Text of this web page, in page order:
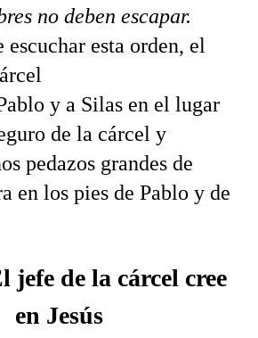
no deben escapar.
escuchar esta orden, el
y a Silas en el lugar
de la cárcel y
pedazos grandes de
en los pies de Pablo y de
jefe de la cárcel cree
en Jesús